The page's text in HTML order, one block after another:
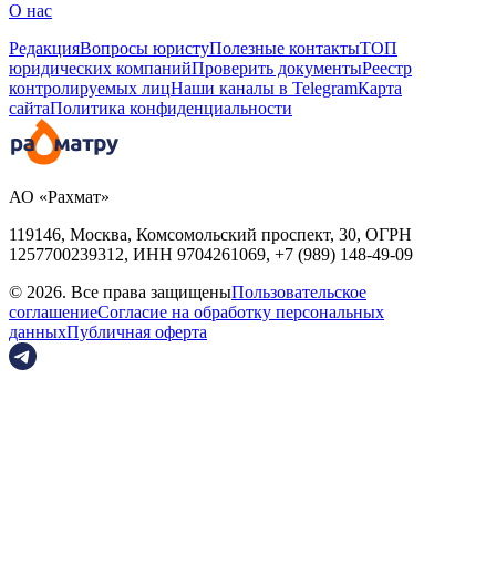
О нас
РедакцияВопросы юристуПолезные контактыТОП
юридических компанийПроверить документыРеестр
контролируемых лицНаши каналы в TelegramКарта
сайтаПолитика конфиденциальности
АО «Рахмат»
119146, Москва, Комсомольский проспект, 30, ОГРН
1257700239312, ИНН 9704261069, +7 (989) 148-49-09
© 2026. Все права защищеныПользовательское
соглашениеСогласие на обработку персональных
данныхПубличная оферта